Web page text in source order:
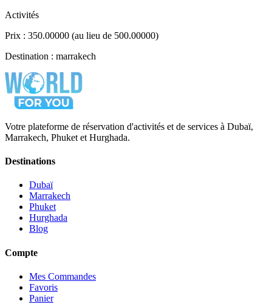
Activités
Prix : 350.00000 (au lieu de 500.00000)
Destination : marrakech
Votre plateforme de réservation d'activités et de services à Dubaï,
Marrakech, Phuket et Hurghada.
Destinations
Dubaï
Marrakech
Phuket
Hurghada
Blog
Compte
Mes Commandes
Favoris
Panier